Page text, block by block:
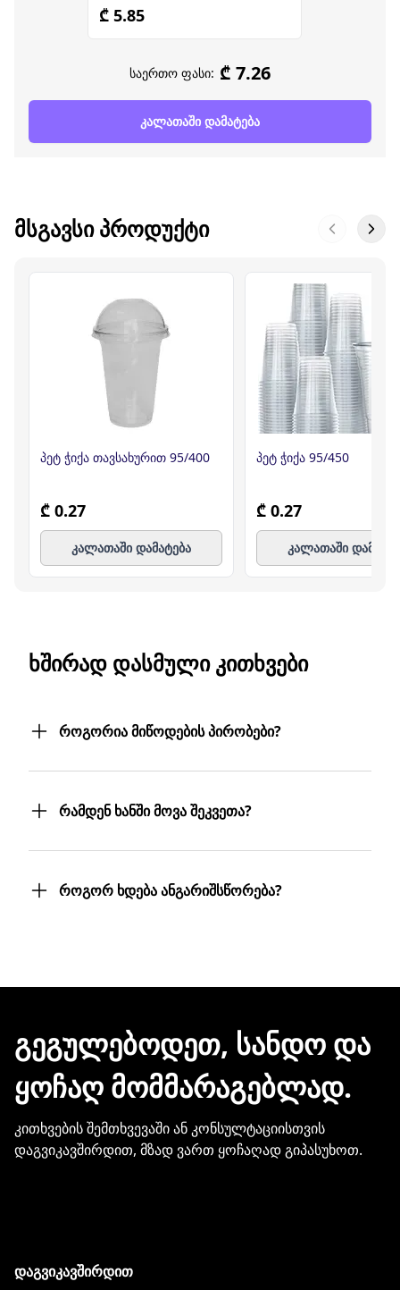
₾ 5.85
საერთო ფასი: ₾ 7.26
კალათაში დამატება
ᲛᲡᲒᲐᲕᲡᲘ ᲞᲠᲝᲓᲣᲥᲢᲘ
პეტ ჭიქა თავსახურით 95/400
₾ 0.27
კალათაში დამატება
პეტ ჭიქა 95/450
₾ 0.27
კალათაში
ᲮᲨᲘᲠᲐᲓ ᲓᲐᲡᲛᲣᲚᲘ ᲙᲘᲗᲮᲕᲔᲑᲘ
როგორია მიწოდების პირობები?
მითითებულ მისამართზე მოგაწვდით.
თუ თქვენი ბიზნესი რამდენიმე
ფილიალს/ლოკაციას მოიცავს,
მოგიტანთ. მიტანის სერვისი უფასოა.
რამდენ ხანში მოვა შეკვეთა?
თუმცა, ჩვენ ისეთი ყოჩაღები ვართ, 3
სამუშაო დღეც არ დაგვჭირდება.
როგორ ხდება ანგარიშსწორება?
ჩვენთან პროდუქციის შეძენისთვის არ
მონაცემების და სხვა პირადი
ინფორმაციის გაზიარება.
ᲒᲔᲒᲣᲚᲔᲑᲝᲓᲔᲗ, ᲡᲐᲜᲓᲝ ᲓᲐ
ᲧᲝᲩᲐᲦ ᲛᲝᲛᲛᲐᲠᲐᲒᲔᲑᲚᲐᲓ.
კითხვების შემთხვევაში ან კონსულტაციისთვის
დაგვიკავშირდით, მზად ვართ ყოჩაღად გიპასუხოთ.
დაგვიკავშირდით